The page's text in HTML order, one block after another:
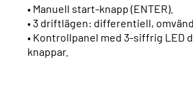
• Manuell start-knapp (ENTER).
• 3 driftlägen: differentiell,
• Kontrollpanel med 3-siffrig LED
knappar.